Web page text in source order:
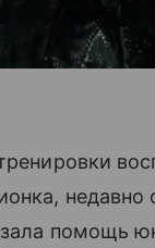
недавно
помощь